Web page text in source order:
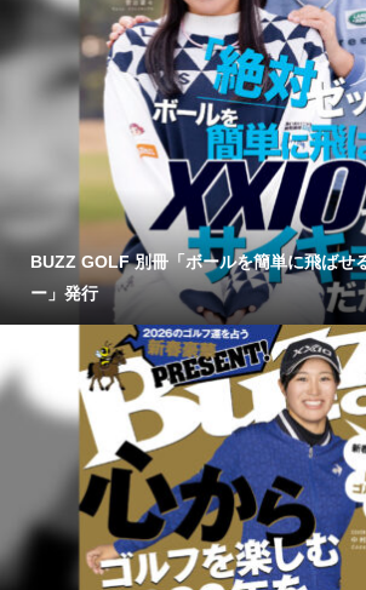
BUZZ GOLF 別冊「ボールを簡単に飛ばせ
ー」発行